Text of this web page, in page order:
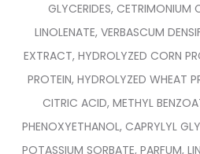
GLYCERIDES, CETRIMONIUM
LINOLENATE, VERBASCUM
EXTRACT, HYDROLYZED CORN
PROTEIN, HYDROLYZED WHEAT
CITRIC ACID, METHYL
PHENOXYETHANOL, CAPRYLYL
POTASSIUM SORBATE, PARFUM,